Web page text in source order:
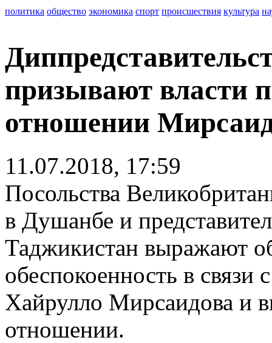
политика общество экономика спорт происшествия культура
призывают власти
отношении
11.07.2018, 17:59
Посольства
в Душанбе и
Таджикистан выражают
обеспокоенность в
Хайрулло Мирсаидова и
отношении.